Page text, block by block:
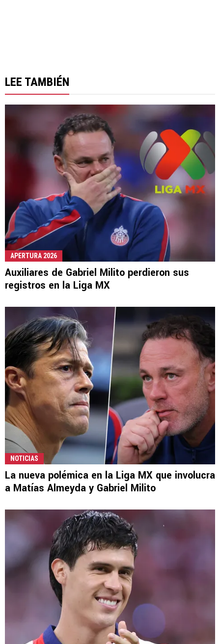
LEE TAMBIÉN
APERTURA 2026
Auxiliares de Gabriel Milito perdieron sus
registros en la Liga MX
NOTICIAS
La nueva polémica en la Liga MX que involucra
a Matías Almeyda y Gabriel Milito